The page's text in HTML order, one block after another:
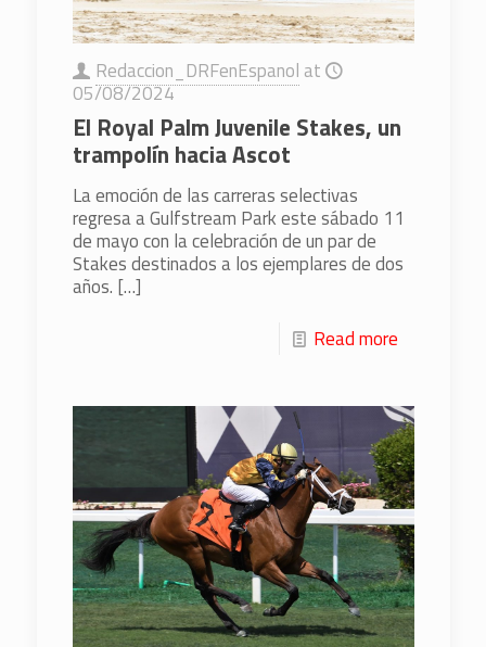
Redaccion_DRFenEspanol at
05/08/2024
El Royal Palm Juvenile Stakes, un
trampolín hacia Ascot
La emoción de las carreras selectivas
regresa a Gulfstream Park este sábado 11
de mayo con la celebración de un par de
Stakes destinados a los ejemplares de dos
años. […]
Read more